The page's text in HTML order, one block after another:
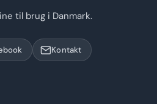
til brug i Danmark.
Kontakt